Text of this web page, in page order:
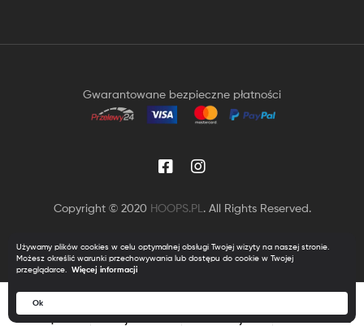
Używamy plików cookies w celu optymalnej obsługi Twojej wizyty na naszej stronie.
Możesz określić warunki przechowywania lub dostępu do cookie w Twojej
przeglądarce. Więcej informacji
Ok
Gwarantowane bezpieczne płatności
Copyright © 2020 HOOPS.PL . All Rights Reserved.
Szukaj
Obserwowane